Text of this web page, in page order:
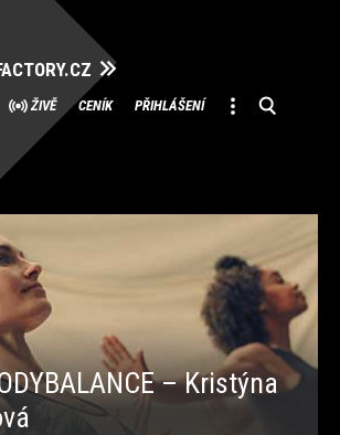
ŽIVĚ CENÍK PŘIHLÁŠENÍ
– Kristýna